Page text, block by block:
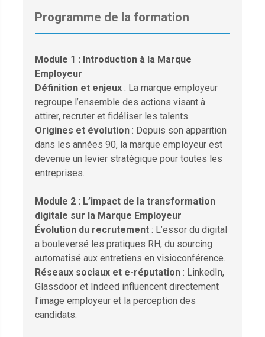
Programme de la formation
Module 1 : Introduction à la Marque
Employeur
Définition et enjeux: La marque employeur
regroupe l’ensemble des actions visant à
attirer, recruter et fidéliser les talents.
Origines et évolution: Depuis son apparition
dans les années 90, la marque employeur est
devenue un levier stratégique pour toutes les
entreprises.
Module 2 : L’impact de la transformation
digitale sur la Marque Employeur
Évolution du recrutement: L’essor du digital
a bouleversé les pratiques RH, du sourcing
automatisé aux entretiens en visioconférence.
Réseaux sociaux et e-réputation: LinkedIn,
Glassdoor et Indeed influencent directement
l’image employeur et la perception des
candidats.